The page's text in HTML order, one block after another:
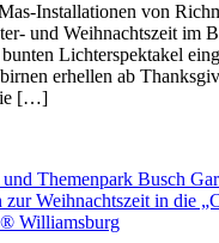
Installationen von
und Weihnachtszeit im
Lichterspektakel
erhellen ab
[…]